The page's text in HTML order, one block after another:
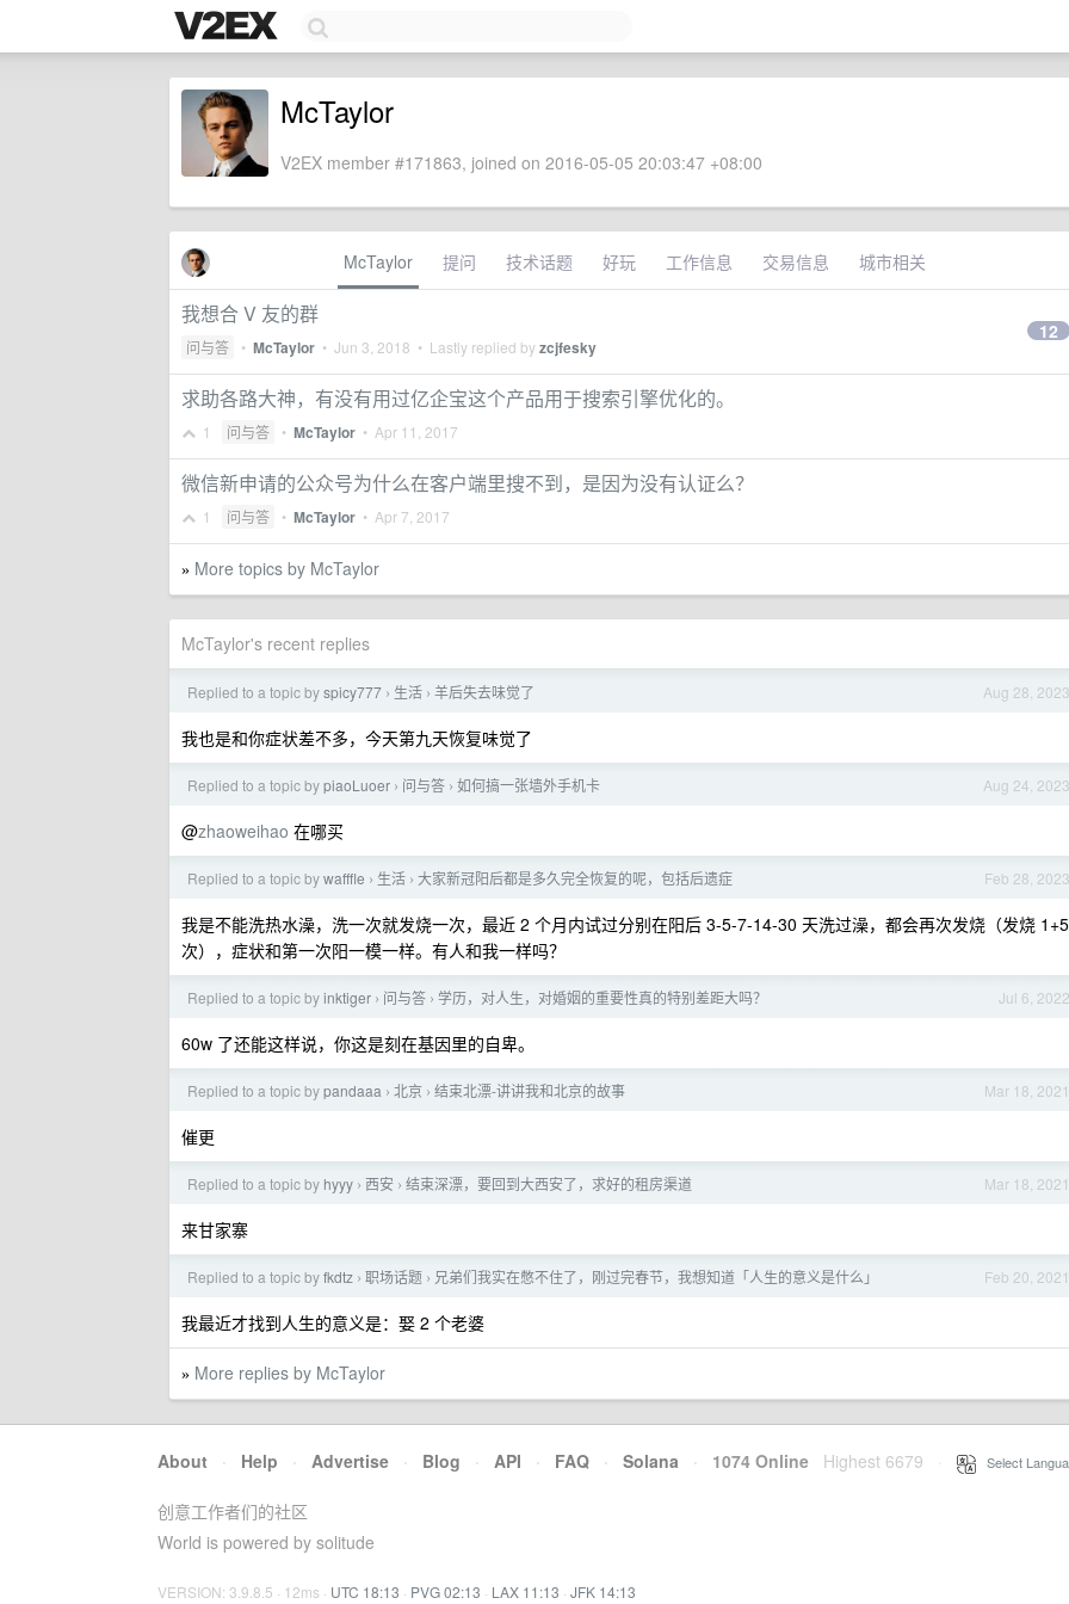
McTaylor
V2EX member #171863, joined on 2016-05-05 20:03:47 +08:00
McTaylor 提问 技术话题 好玩 工作信息 交易信息 城市相关
我想合 V 友的群
问与答 • McTaylor • Jun 3, 2018 • Lastly replied byzcjfesky
12
求助各路大神，有没有用过亿企宝这个产品用于搜索引擎优化的。
1 问与答 • McTaylor • Apr 11, 2017
微信新申请的公众号为什么在客户端里搜不到，是因为没有认证么？
1 问与答 • McTaylor • Apr 7, 2017
» More topics by McTaylor
McTaylor's recent replies
Aug 28, 2023
Replied to a topic byspicy777 › 生活 › 羊后失去味觉了
我也是和你症状差不多，今天第九天恢复味觉了
Aug 24, 2023
Replied to a topic bypiaoLuoer › 问与答 › 如何搞一张墙外手机卡
@zhaoweihao 在哪买
Feb 28, 2023
Replied to a topic bywafffle › 生活 › 大家新冠阳后都是多久完全恢复的呢，包括后遗症
我是不能洗热水澡，洗一次就发烧一次，最近 2 个月内试过分别在阳后 3-5-7-14-30 天洗过澡，都会再次发烧（发烧 1+5
次），症状和第一次阳一模一样。有人和我一样吗？
Jul 6, 2022
Replied to a topic byinktiger › 问与答 › 学历，对人生，对婚姻的重要性真的特别差距大吗？
60w 了还能这样说，你这是刻在基因里的自卑。
Mar 18, 2021
Replied to a topic bypandaaa › 北京 › 结束北漂-讲讲我和北京的故事
催更
Mar 18, 2021
Replied to a topic by hyyy › 西安 › 结束深漂，要回到大西安了，求好的租房渠道
来甘家寨
Feb 20, 2021
Replied to a topic byfkdtz › 职场话题 › 兄弟们我实在憋不住了，刚过完春节，我想知道「人生的意义是什么」
我最近才找到人生的意义是：娶 2 个老婆
» More replies by McTaylor
About · Help · Advertise · Blog · API · FAQ · Solana · 1074 Online Highest 6679 Select
创意工作者们的社区
World is powered by solitude
VERSION: 3.9.8.5 · 12ms · UTC 18:13 · PVG 02:13 · LAX 11:13 · JFK 14:13